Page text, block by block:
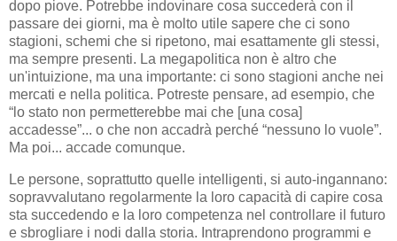
dopo piove. Potrebbe indovinare cosa succederà con il
passare dei giorni, ma è molto utile sapere che ci sono
stagioni, schemi che si ripetono, mai esattamente gli stessi,
ma sempre presenti. La megapolitica non è altro che
un'intuizione, ma una importante: ci sono stagioni anche nei
mercati e nella politica. Potreste pensare, ad esempio, che
“lo stato non permetterebbe mai che [una cosa]
accadesse”... o che non accadrà perché “nessuno lo vuole”.
Ma poi... accade comunque.
Le persone, soprattutto quelle intelligenti, si auto-ingannano:
sopravvalutano regolarmente la loro capacità di capire cosa
sta succedendo e la loro competenza nel controllare il futuro
e sbrogliare i nodi dalla storia. Intraprendono programmi e